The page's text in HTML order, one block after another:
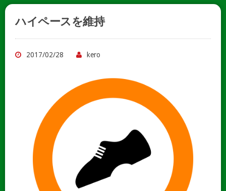
ハイペースを維持
2017/02/28 kero